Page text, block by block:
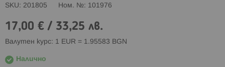
SKU 201805 Ном. № 101976
17,00 € / 33,25 лв.
Валутен курс: 1 EUR = 1.95583 BGN
Налично